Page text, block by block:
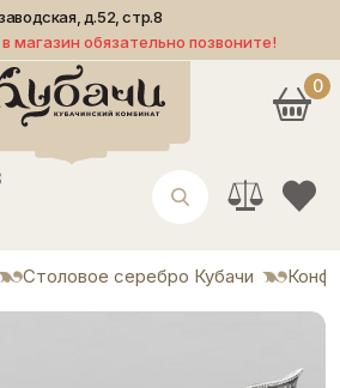
д.52, стр.8
магазин обязательно позвоните!
0
Столовое серебро Кубачи